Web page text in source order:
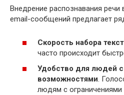
Внедрение распознавания речи
email-сообщений предлагает
Скорость набора
часто происходит
Удобство для людей
возможностями.
людям с